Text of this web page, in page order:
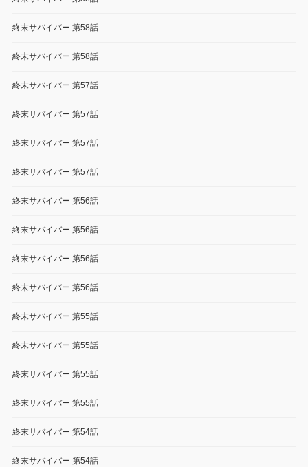
終末サバイバー 第58話
終末サバイバー 第58話
終末サバイバー 第57話
終末サバイバー 第57話
終末サバイバー 第57話
終末サバイバー 第57話
終末サバイバー 第56話
終末サバイバー 第56話
終末サバイバー 第56話
終末サバイバー 第56話
終末サバイバー 第55話
終末サバイバー 第55話
終末サバイバー 第55話
終末サバイバー 第55話
終末サバイバー 第54話
終末サバイバー 第54話